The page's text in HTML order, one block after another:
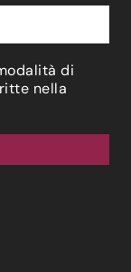
di
nella